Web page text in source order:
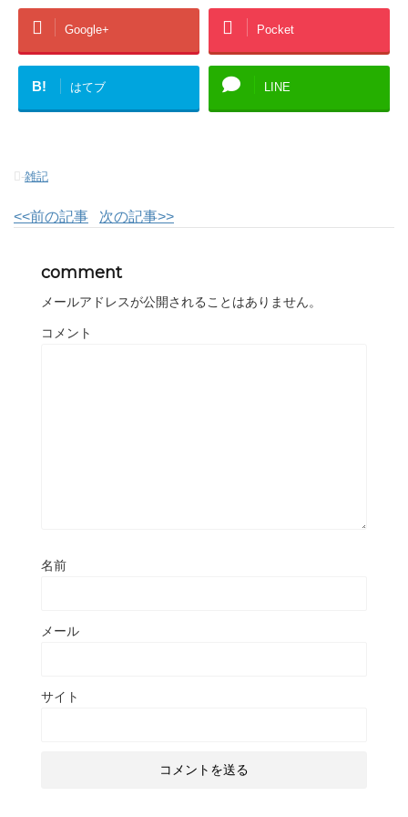
Google+ Pocket
B! はてブ LINE
-雑記
<<前の記事 次の記事>>
comment
メールアドレスが公開されることはありません。
コメント
名前
メール
サイト